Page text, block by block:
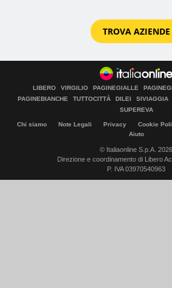
TROVA AZIENDE
LIBERO VIRGILIO PAGINEGIALLE
PAGINEBIANCHE
TUTTOCITTÀ DILEI SIVIAGGIA
SUPEREVA
Chi siamo Note Legali Privacy Cookie
Aiuto
© Italiaonline S.p.A. 2026
Direzione e coordinamento di Libero
P. IVA 03970540963